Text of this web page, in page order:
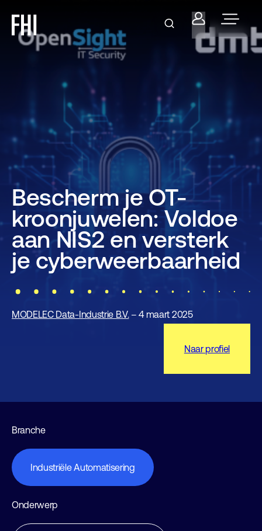
Bescherm je OT-
kroonjuwelen: Voldoe
aan NIS2 en versterk
je cyberweerbaarheid
MODELEC Data-Industrie B.V.– 4 maart 2025
Naar profiel
Branche
Industriële Automatisering
Onderwerp